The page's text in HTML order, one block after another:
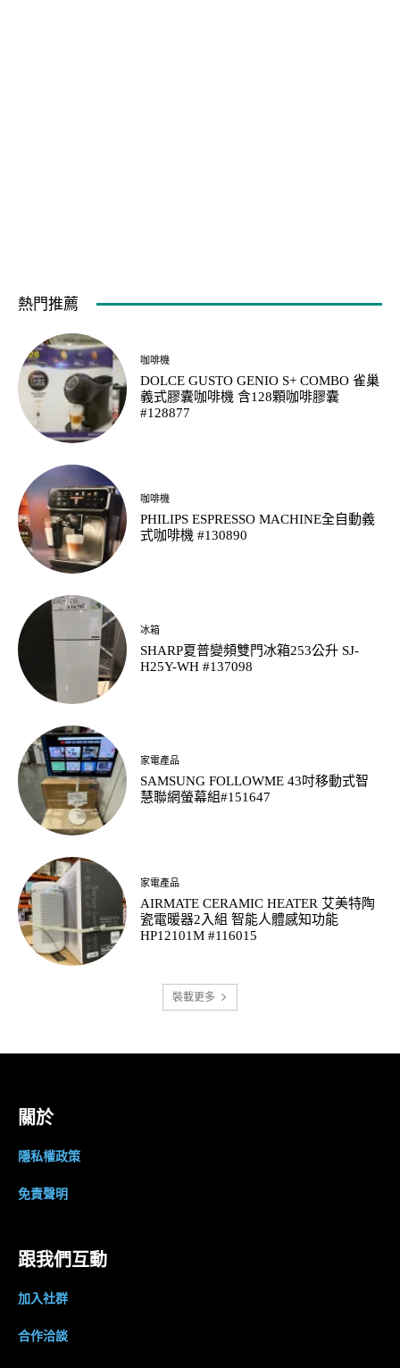
熱門推薦
咖啡機
DOLCE GUSTO GENIO S+ COMBO 雀巢
義式膠囊咖啡機 含128顆咖啡膠囊
#128877
咖啡機
PHILIPS ESPRESSO MACHINE全自動義
式咖啡機 #130890
冰箱
SHARP夏普變頻雙門冰箱253公升 SJ-
H25Y-WH #137098
家電產品
SAMSUNG FOLLOWME 43吋移動式智
慧聯網螢幕組#151647
家電產品
AIRMATE CERAMIC HEATER 艾美特陶
瓷電暖器2入組 智能人體感知功能
HP12101M #116015
裝載更多
關於
隱私權政策
免責聲明
跟我們互動
加入社群
合作洽談